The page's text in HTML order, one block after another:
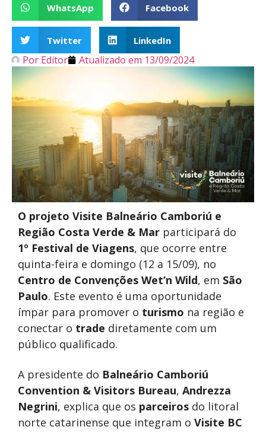
WhatsApp Facebook
Twitter LinkedIn
Por Editor Atualizado em 13/09/2024
O projeto Visite Balneário Camboriú e
Região Costa Verde & Mar participará do
1º Festival de Viagens, que ocorre entre
quinta-feira e domingo (12 a 15/09), no
Centro de Convenções Wet’n Wild, em São
Paulo. Este evento é uma oportunidade
ímpar para promover o turismo na região e
conectar o trade diretamente com um
público qualificado.
A presidente do Balneário Camboriú
Convention & Visitors Bureau, Andrezza
Negrini, explica que os parceiros do litoral
norte catarinense que integram o Visite BC